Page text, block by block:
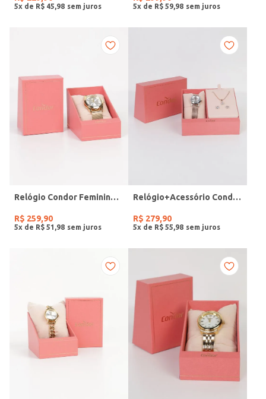
5x de R$ 45 98 5x de R$ 59 98
Relógio Condor Feminino DOURADO
R$ 259,90
5x de R$ 51 98
Relógio+Acessório Condor Feminino ROSE
R$ 279,90
5x de R$ 55 98